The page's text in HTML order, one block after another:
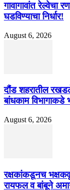
गावागावांत रेल्वेचा
घडविण्याचा निर्धार!
August 6, 2026
दौंड शहरातील
बांधकाम विभागाकडे
August 6, 2026
रक्षकांकडूनच
रायफल व बांबूने